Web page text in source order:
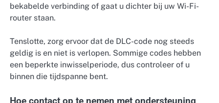
bekabelde verbinding of gaat u dichter bij uw Wi-Fi-
router staan.
Tenslotte, zorg ervoor dat de DLC-code nog steeds
geldig is en niet is verlopen. Sommige codes hebben
een beperkte inwisselperiode, dus controleer of u
binnen die tijdspanne bent.